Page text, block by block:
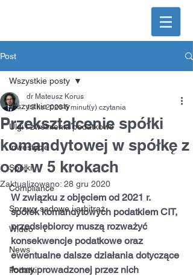
Post
Wszystkie posty
Ulgi i zwolnienia podatkowe
Inwestycje
Spółki
Compliance
Sprawy sądowe i arbitraż
Wideo
News
Podatki
Wszystkie posty
Przekształcenie spółki
komandytowej w spółkę z
o.o. w 5 krokach
dr Mateusz Korus
13 lis 2020 6 minut(y) czytania
Zaktualizowano: 28 gru 2020
W związku z objęciem od 2021 r.
spółek komandytowych podatkiem CIT,
przedsiębiorcy muszą rozważyć
konsekwencje podatkowe oraz
ewentualne dalsze działania dotyczące
formy prowadzonej przez nich